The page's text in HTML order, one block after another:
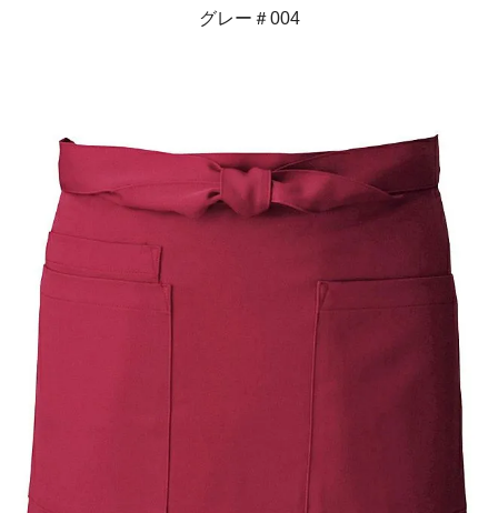
グレー＃004